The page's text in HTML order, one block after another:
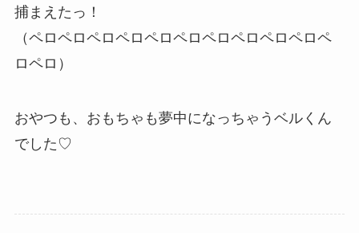
捕まえたっ！
（ペロペロペロペロペロペロペロペロペロペロペ
ロペロ）
おやつも、おもちゃも夢中になっちゃうベルくん
でした♡